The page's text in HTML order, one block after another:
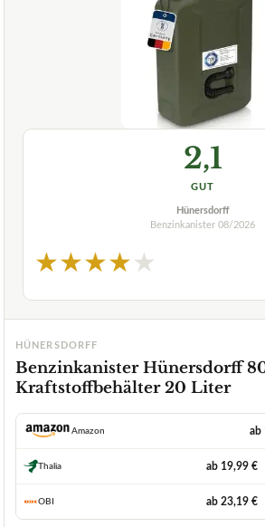
2,1
GUT
Hünersdorff
Benzinkanister 08/2026
★★★★★
HÜNERSDORFF
Benzinkanister Hünersdorff
Kraftstoffbehälter 20 Liter
Amazon ab
Thalia ab 19,99 €
OBI ab 23,19 €